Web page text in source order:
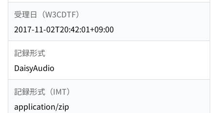
受理日（W3CDTF）
2017-11-02T20:42:01+09:00
記録形式
DaisyAudio
記録形式（IMT）
application/zip